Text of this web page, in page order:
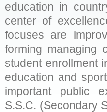
education in
center of
focuses are
forming managing
student enrollment
education and
important public
S.S.C. (Secondary